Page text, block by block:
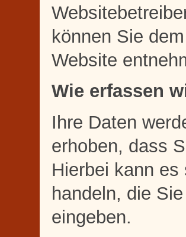
können Sie
Website
Wie erfassen
Ihre Daten
erhoben, dass
Hierbei kann
handeln, die
eingeben.